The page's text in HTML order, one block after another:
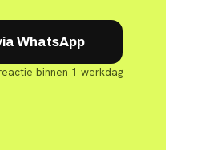
WhatsApp
binnen 1 werkdag